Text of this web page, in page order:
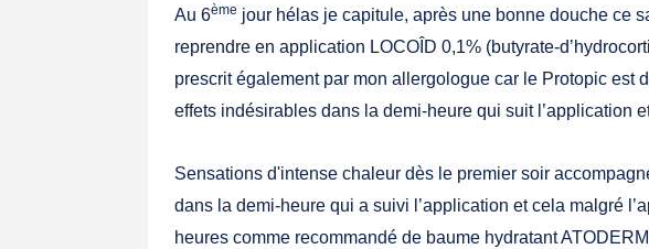
Au 6ème jour hélas je capitule, après une bonne douche ce
reprendre en application LOCOÎD 0,1% (butyrate-
prescrit également par mon allergologue car le Protopic est
effets indésirables dans la demi-heure qui suit l’application
Sensations d'intense chaleur dès le premier soir
dans la demi-heure qui a suivi l’application et cela malgré
heures comme recommandé de baume hydratant